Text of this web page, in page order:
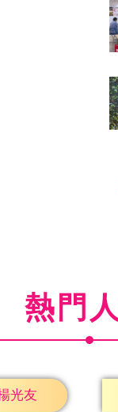
熱門
光友